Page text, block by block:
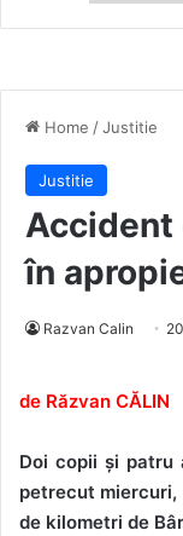
Home /Justitie
Justitie
Accident
în
Razvan Calin
de Răzvan CĂLIN
Doi copii și patru
petrecut miercuri,
de kilometri de